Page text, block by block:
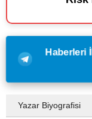
Haberleri
Yazar Biyografisi